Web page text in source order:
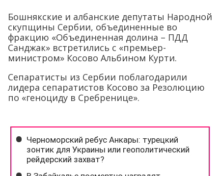
Бошнякские и албанские депутаты Народной
скупщины Сербии, объединенные во
фракцию «Объединенная долина – ПДД
Санджак» встретились с «премьер-
министром» Косово Альбином Курти.
Сепаратисты из Сербии поблагодарили
лидера сепаратистов Косово за Резолюцию
по «геноциду в Сребренице».